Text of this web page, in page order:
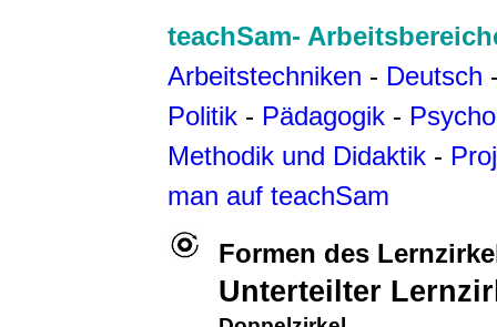
teachSam-
Arbeitstechniken - Deutsch
Politik - Pädagogik -
Methodik und Didaktik -
man auf teachSam
Formen des
Unterteilter